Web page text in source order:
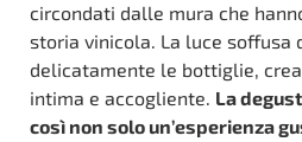
circondati dalle mura che
storia vinicola. La luce soffusa
delicatamente le bottiglie,
intima e accogliente. La
così non solo un’esperienza